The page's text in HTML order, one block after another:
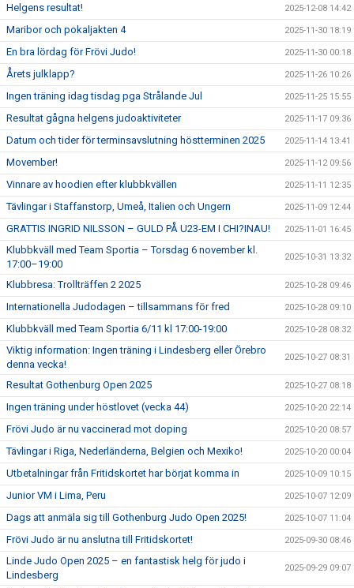
Helgens resultat! 2025-12-08 14:42
Maribor och pokaljakten 4 2025-11-30 18:19
En bra lördag för Frövi Judo! 2025-11-30 00:18
Årets julklapp? 2025-11-26 10:26
Ingen träning idag tisdag pga Strålande Jul 2025-11-25 15:55
Resultat gågna helgens judoaktiviteter 2025-11-17 09:36
Datum och tider för terminsavslutning höstterminen 2025 2025-11-14 13:41
Movember! 2025-11-12 09:56
Vinnare av hoodien efter klubbkvällen 2025-11-11 12:35
Tävlingar i Staffanstorp, Umeå, Italien och Ungern 2025-11-09 12:44
GRATTIS INGRID NILSSON – GULD PÅ U23-EM I CHI?INAU! 2025-11-01 16:45
Klubbkväll med Team Sportia – Torsdag 6 november kl.
17:00–19:00
2025-10-31 13:32
Klubbresa: Trollträffen 2 2025 2025-10-28 09:46
Internationella Judodagen – tillsammans för fred 2025-10-28 09:10
Klubbkväll med Team Sportia 6/11 kl 17:00-19:00 2025-10-28 08:32
Viktig information: Ingen träning i Lindesberg eller Örebro
denna vecka!
2025-10-27 08:31
Resultat Gothenburg Open 2025 2025-10-27 08:18
Ingen träning under höstlovet (vecka 44) 2025-10-20 22:14
Frövi Judo är nu vaccinerad mot doping 2025-10-20 08:57
Tävlingar i Riga, Nederländerna, Belgien och Mexiko! 2025-10-20 00:04
Utbetalningar från Fritidskortet har börjat komma in 2025-10-09 10:15
Junior VM i Lima, Peru 2025-10-07 12:09
Dags att anmäla sig till Gothenburg Judo Open 2025! 2025-10-07 11:04
Frövi Judo är nu anslutna till Fritidskortet! 2025-09-30 08:46
Linde Judo Open 2025 – en fantastisk helg för judo i
Lindesberg
2025-09-29 09:07